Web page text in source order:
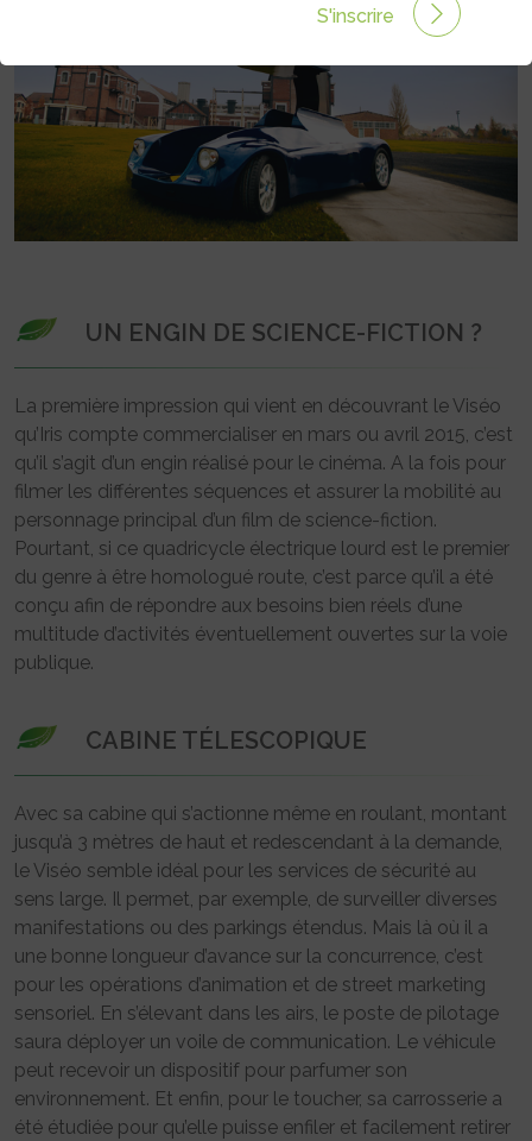
UN ENGIN DE SCIENCE-FICTION ?
La première impression qui vient en découvrant le Viséo
qu’Iris compte commercialiser en mars ou avril 2015, c’est
qu’il s’agit d’un engin réalisé pour le cinéma. A la fois pour
filmer les différentes séquences et assurer la mobilité au
personnage principal d’un film de science-fiction.
Pourtant, si ce quadricycle électrique lourd est le premier
du genre à être homologué route, c’est parce qu’il a été
conçu afin de répondre aux besoins bien réels d’une
multitude d’activités éventuellement ouvertes sur la voie
publique.
CABINE TÉLESCOPIQUE
Avec sa cabine qui s’actionne même en roulant, montant
jusqu’à 3 mètres de haut et redescendant à la demande,
le Viséo semble idéal pour les services de sécurité au
sens large. Il permet, par exemple, de surveiller diverses
manifestations ou des parkings étendus. Mais là où il a
une bonne longueur d’avance sur la concurrence, c’est
pour les opérations d’animation et de street marketing
sensoriel. En s’élevant dans les airs, le poste de pilotage
saura déployer un voile de communication. Le véhicule
peut recevoir un dispositif pour parfumer son
environnement. Et enfin, pour le toucher, sa carrosserie a
été étudiée pour qu’elle puisse enfiler et facilement retirer
S'inscrire